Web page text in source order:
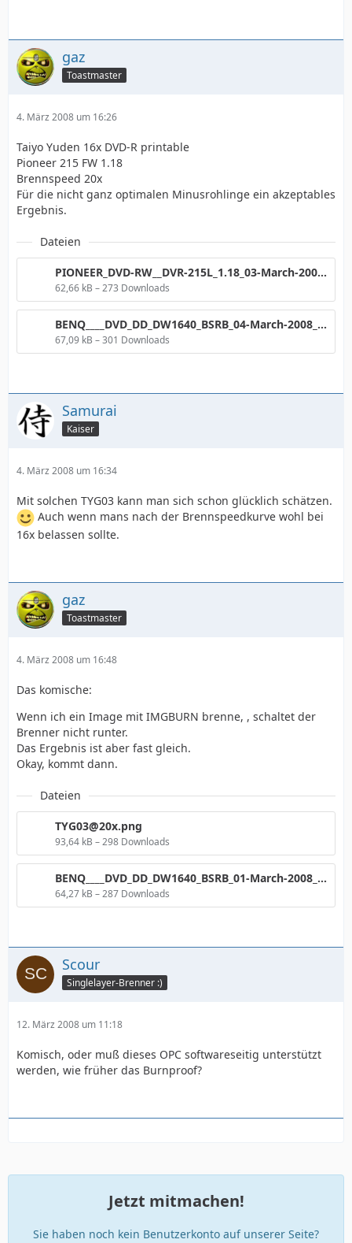
gaz
Toastmaster
4. März 2008 um 16:26
Taiyo Yuden 16x DVD-R printable
Pioneer 215 FW 1.18
Brennspeed 20x
Für die nicht ganz optimalen Minusrohlinge ein akzeptables
Ergebnis.
Dateien
PIONEER_DVD-RW__DVR-215L_1.18_03-March-2008_23_12.png
62,66 kB – 273 Downloads
BENQ____DVD_DD_DW1640_BSRB_04-March-2008_16_20.png
67,09 kB – 301 Downloads
Samurai
Kaiser
4. März 2008 um 16:34
Mit solchen TYG03 kann man sich schon glücklich schätzen.
Auch wenn mans nach der Brennspeedkurve wohl bei
16x belassen sollte.
gaz
Toastmaster
4. März 2008 um 16:48
Das komische:
Wenn ich ein Image mit IMGBURN brenne, , schaltet der
Brenner nicht runter.
Das Ergebnis ist aber fast gleich.
Okay, kommt dann.
Dateien
TYG03@20x.png
93,64 kB – 298 Downloads
BENQ____DVD_DD_DW1640_BSRB_01-March-2008_21_13.png
64,27 kB – 287 Downloads
Scour
Singlelayer-Brenner :)
12. März 2008 um 11:18
Komisch, oder muß dieses OPC softwareseitig unterstützt
werden, wie früher das Burnproof?
Jetzt mitmachen!
Sie haben noch kein Benutzerkonto auf unserer Seite?